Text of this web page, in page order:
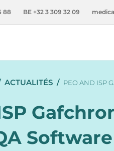
88 BE +32 3 309 32 09
ACTUALITÉS / PEO AND ISP